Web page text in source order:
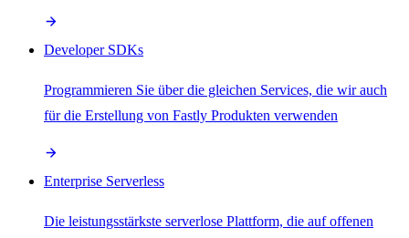
Developer SDKs
Programmieren Sie über die gleichen Services, die wir auch
für die Erstellung von Fastly Produkten verwenden
Enterprise Serverless
Die leistungsstärkste serverlose Plattform, die auf offenen